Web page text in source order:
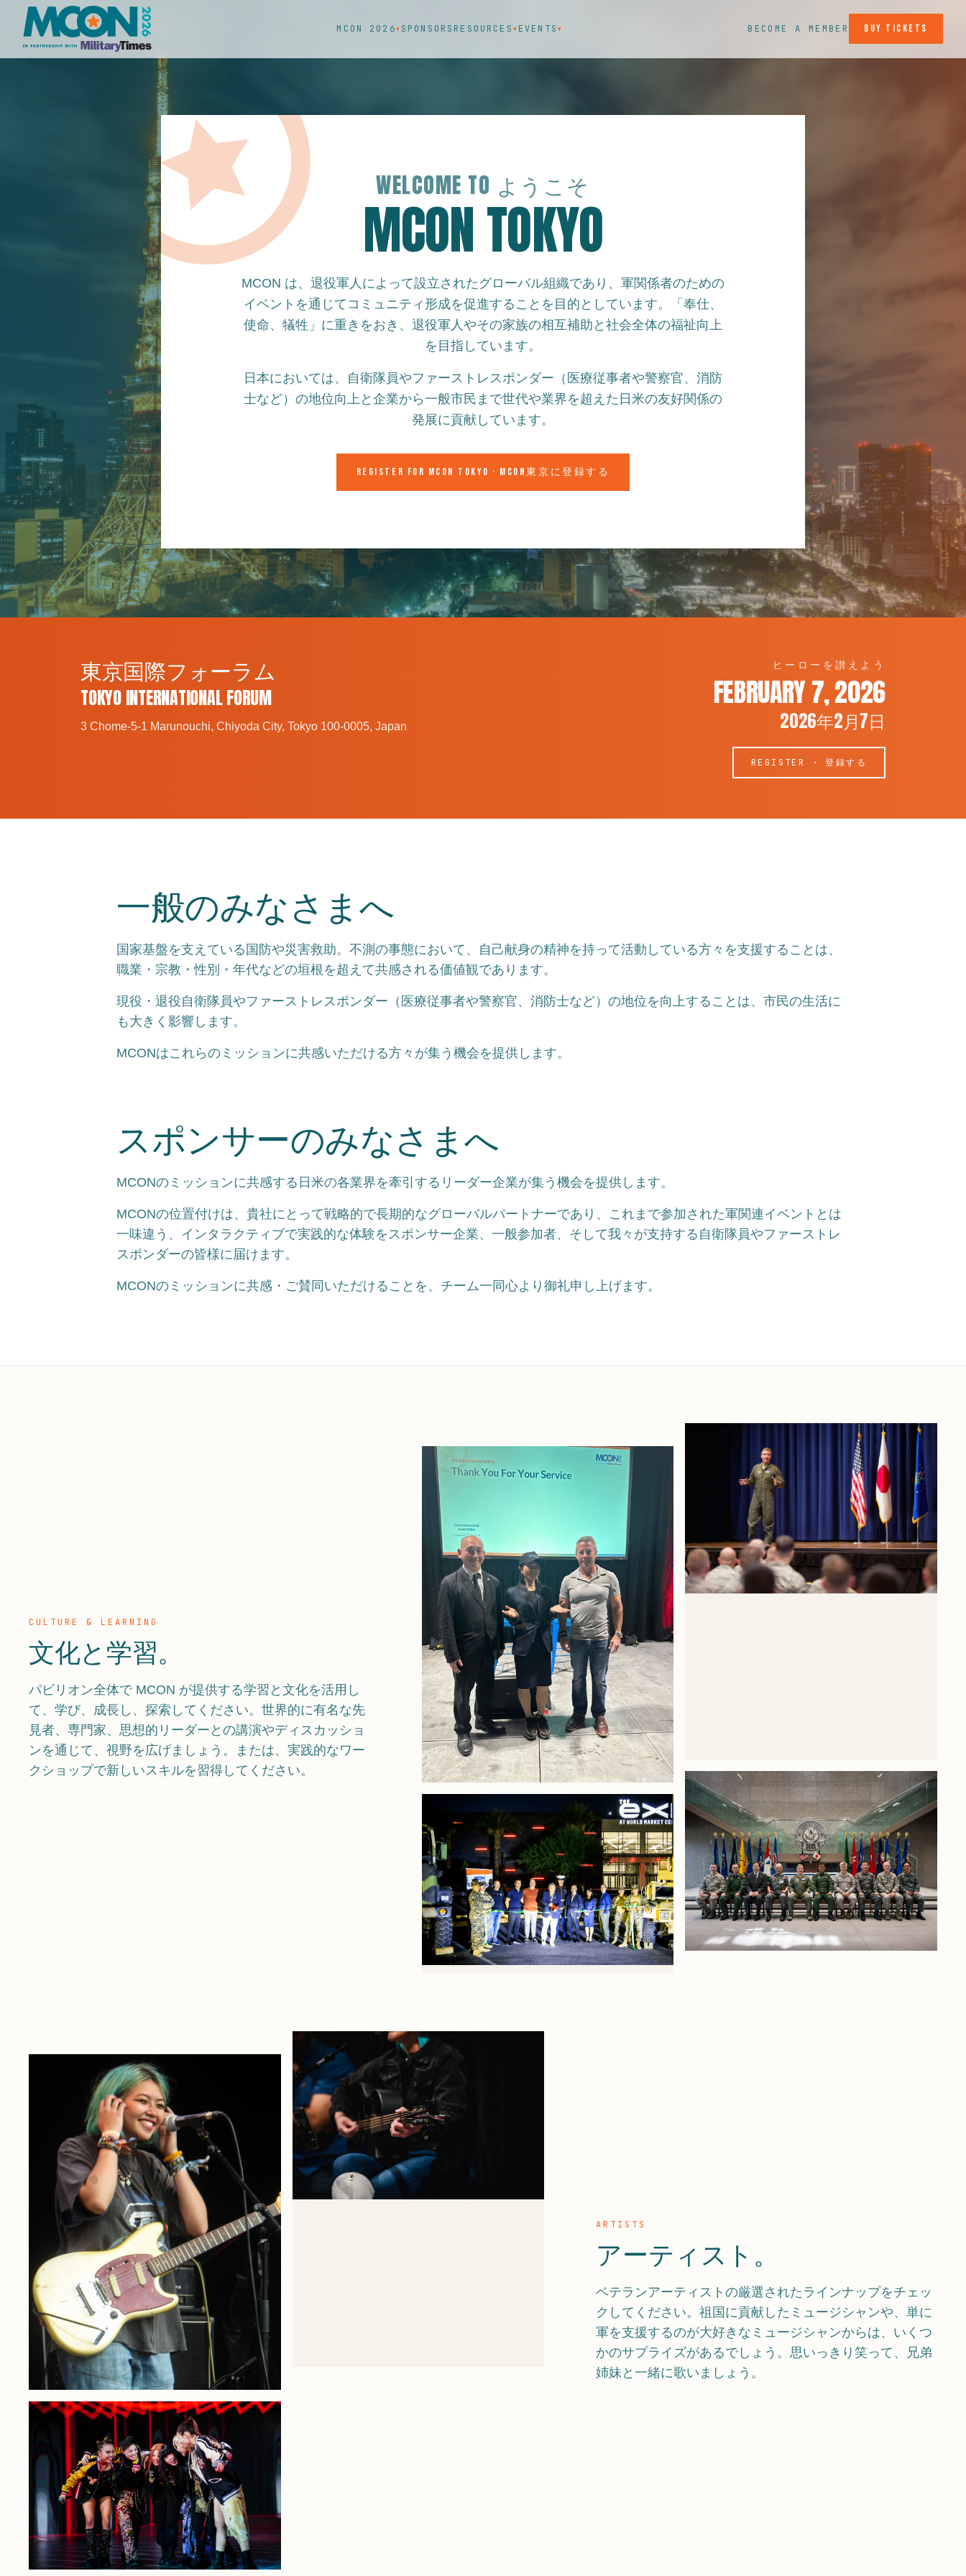
MCON 2026 ▼ SPONSORS RESOURCES ▼ EVENTS ▼ BECOME A MEMBER Buy Tickets
WELCOME TO ようこそ
MCON TOKYO
MCON は、退役軍人によって設立されたグローバル組織であり、軍関係者のための
イベントを通じてコミュニティ形成を促進することを目的としています。「奉仕、
使命、犠牲」に重きをおき、退役軍人やその家族の相互補助と社会全体の福祉向上
を目指しています。
日本においては、自衛隊員やファーストレスポンダー（医療従事者や警察官、消防
士など）の地位向上と企業から一般市民まで世代や業界を超えた日米の友好関係の
発展に貢献しています。
REGISTER FOR MCON TOKYO · MCON東京に登録する
東京国際フォーラム
TOKYO INTERNATIONAL FORUM
3 Chome-5-1 Marunouchi, Chiyoda City, Tokyo 100-0005, Japan
ヒーローを讃えよう
FEBRUARY 7, 2026
2026年2月7日
REGISTER · 登録する
一般のみなさまへ
国家基盤を支えている国防や災害救助。不測の事態において、自己献身の精神を持って活動している方々を支援することは、
職業・宗教・性別・年代などの垣根を超えて共感される価値観であります。
現役・退役自衛隊員やファーストレスポンダー（医療従事者や警察官、消防士など）の地位を向上することは、市民の生活に
も大きく影響します。
MCONはこれらのミッションに共感いただける方々が集う機会を提供します。
スポンサーのみなさまへ
MCONのミッションに共感する日米の各業界を牽引するリーダー企業が集う機会を提供します。
MCONの位置付けは、貴社にとって戦略的で長期的なグローバルパートナーであり、これまで参加された軍関連イベントとは
一味違う、インタラクティブで実践的な体験をスポンサー企業、一般参加者、そして我々が支持する自衛隊員やファーストレ
スポンダーの皆様に届けます。
MCONのミッションに共感・ご賛同いただけることを、チーム一同心より御礼申し上げます。
CULTURE & LEARNING
文化と学習。
パビリオン全体で MCON が提供する学習と文化を活用し
て、学び、成長し、探索してください。世界的に有名な先
見者、専門家、思想的リーダーとの講演やディスカッショ
ンを通じて、視野を広げましょう。または、実践的なワー
クショップで新しいスキルを習得してください。
ARTISTS
アーティスト。
ベテランアーティストの厳選されたラインナップをチェッ
クしてください。祖国に貢献したミュージシャンや、単に
軍を支援するのが大好きなミュージシャンからは、いくつ
かのサプライズがあるでしょう。思いっきり笑って、兄弟
姉妹と一緒に歌いましょう。